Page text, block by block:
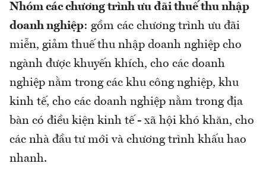
Nhóm các chương trình ưu đãi thuế thu nhập
doanh nghiệp: gồm các chương trình ưu đãi
miễn, giảm thuế thu nhập doanh nghiệp cho
ngành được khuyến khích, cho các doanh
nghiệp nằm trong các khu công nghiệp, khu
kinh tế, cho các doanh nghiệp nằm trong địa
bàn có điều kiện kinh tế - xã hội khó khăn, cho
các nhà đầu tư mới và chương trình khấu hao
nhanh.